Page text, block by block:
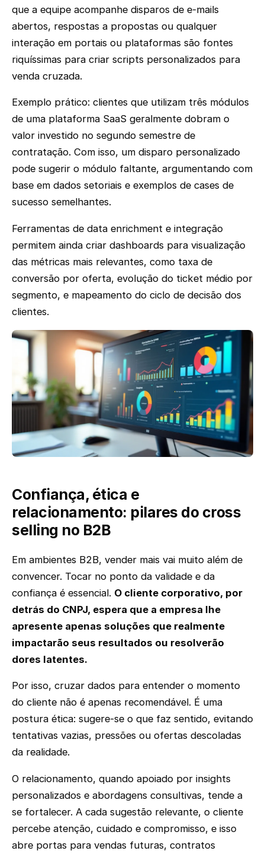
que a equipe acompanhe disparos de e-mails
abertos, respostas a propostas ou qualquer
interação em portais ou plataformas são fontes
riquíssimas para criar scripts personalizados para
venda cruzada.
Exemplo prático: clientes que utilizam três módulos
de uma plataforma SaaS geralmente dobram o
valor investido no segundo semestre de
contratação. Com isso, um disparo personalizado
pode sugerir o módulo faltante, argumentando com
base em dados setoriais e exemplos de cases de
sucesso semelhantes.
Ferramentas de data enrichment e integração
permitem ainda criar dashboards para visualização
das métricas mais relevantes, como taxa de
conversão por oferta, evolução do ticket médio por
segmento, e mapeamento do ciclo de decisão dos
clientes.
Confiança, ética e
relacionamento: pilares do cross
selling no B2B
Em ambientes B2B, vender mais vai muito além de
convencer. Tocar no ponto da validade e da
confiança é essencial. O cliente corporativo, por
detrás do CNPJ, espera que a empresa lhe
apresente apenas soluções que realmente
impactarão seus resultados ou resolverão
dores latentes.
Por isso, cruzar dados para entender o momento
do cliente não é apenas recomendável. É uma
postura ética: sugere-se o que faz sentido, evitando
tentativas vazias, pressões ou ofertas descoladas
da realidade.
O relacionamento, quando apoiado por insights
personalizados e abordagens consultivas, tende a
se fortalecer. A cada sugestão relevante, o cliente
percebe atenção, cuidado e compromisso, e isso
abre portas para vendas futuras, contratos